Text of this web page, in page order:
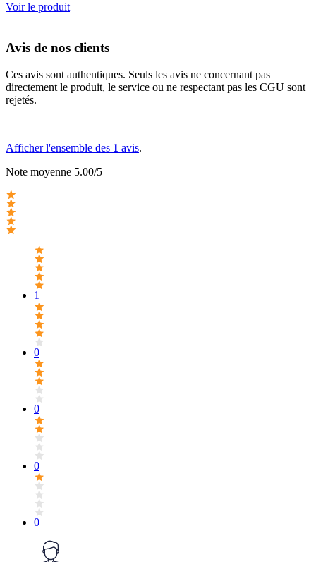
Voir le produit
Avis de nos clients
Ces avis sont authentiques. Seuls les avis ne concernant pas
directement le produit, le service ou ne respectant pas les CGU sont
rejetés.
Afficher l'ensemble des 1 avis.
Note moyenne 5.00/5
1
0
0
0
0